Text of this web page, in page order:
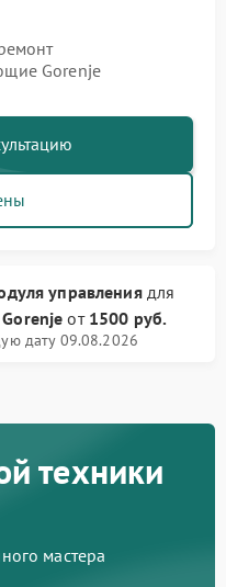
Gorenje
управлениядля
от 1500 руб.
дату 09.08.2026
техники
мастера